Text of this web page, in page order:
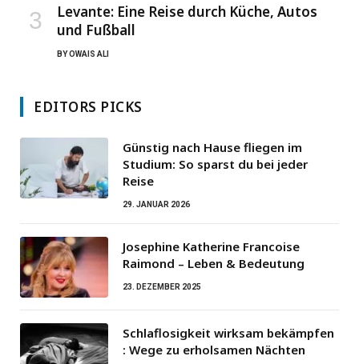
Levante: Eine Reise durch Küche, Autos
und Fußball
BYOWAIS ALI
EDITORS PICKS
Günstig nach Hause fliegen im
Studium: So sparst du bei jeder
Reise
29. JANUAR 2026
Josephine Katherine Francoise
Raimond – Leben & Bedeutung
23. DEZEMBER 2025
Schlaflosigkeit wirksam bekämpfen
: Wege zu erholsamen Nächten